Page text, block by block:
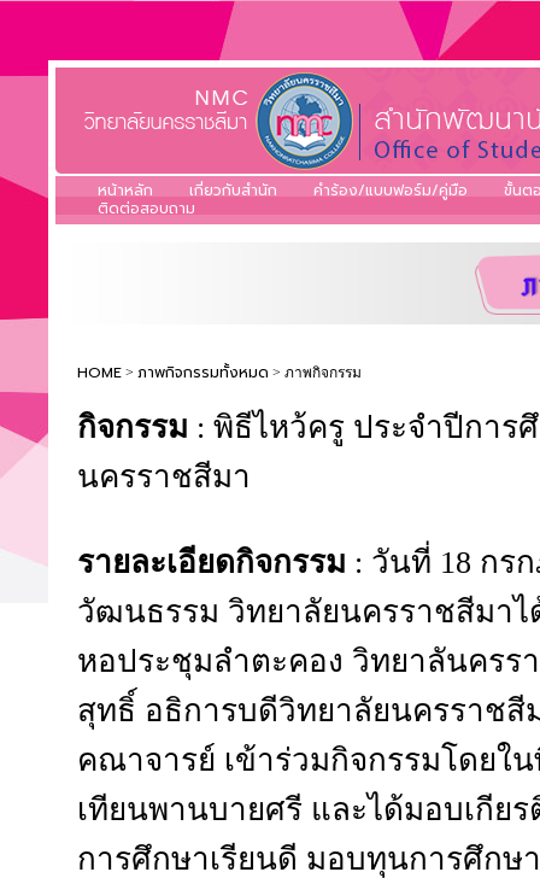
หน้าหลัก เกี่ยวกับสำนัก คำร้อง/แบบฟอร์ม/คู่มือ
ขั้นต
ติดต่อสอบถาม
HOME > ภาพกิจกรรมทั้งหมด > ภาพกิจกรรม
กิจกรรม : พิธีไหว้ครู ประจำปีการ
นครราชสีมา
รายละเอียดกิจกรรม : วันที่ 18 กร
วัฒนธรรม วิทยาลัยนครราชสีมาไ
หอประชุมลำตะคอง วิทยาลันครร
สุทธิ์ อธิการบดีวิทยาลัยนครราช
คณาจารย์ เข้าร่วมกิจกรรมโดยใ
เทียนพานบายศรี และได้มอบเกีย
การศึกษาเรียนดี มอบทุนการศึกษ